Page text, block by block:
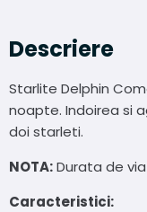
Descriere
Starlite Delphin
noapte. Indoirea si
doi starleti.
NOTA:Durata de
Caracteristici: